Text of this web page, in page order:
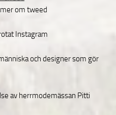
om tweed
Instagram
och designer som gör
av herrmodemässan Pitti